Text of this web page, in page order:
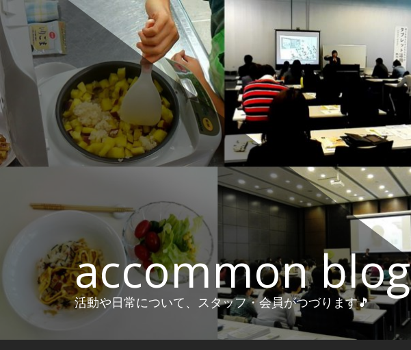
コ
ン
テ
ン
ツ
ス
キ
ッ
プ
accommon blog
活動や日常について、スタッフ・会員がつづります🎵